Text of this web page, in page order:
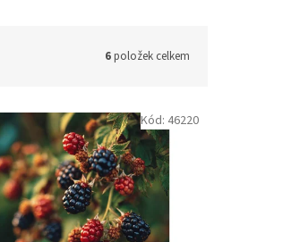
6položek celkem
Kód: 46220